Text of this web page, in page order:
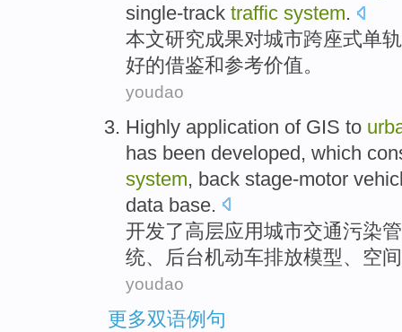
single-track traffic system.
本文研究成果对城市跨座式单轨
好的借鉴和参考价值。
youdao
Highly application of GIS to
has been developed, which
system, back stage-motor
data base.
开发了高层应用城市交通污染
统、
后台机动车排放模型、空
youdao
更多双语例句